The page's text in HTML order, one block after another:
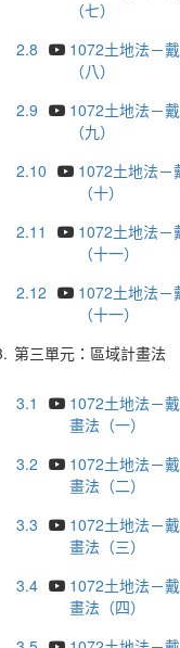
（七）
2.8
1072土地法－
（八）
2.9
1072土地法－
（九）
2.10
1072土地法－
（十）
2.11
1072土地法－
（十一）
2.12
1072土地法－
（十一）
第三單元：區域計畫法
3.1
1072土地法－
畫法（一）
3.2
1072土地法－
畫法（二）
3.3
1072土地法－
畫法（三）
3.4
1072土地法－
畫法（四）